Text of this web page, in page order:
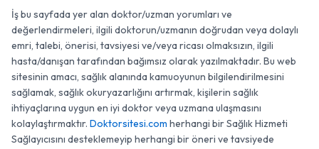
İş bu sayfada yer alan doktor/uzman yorumları ve
değerlendirmeleri, ilgili doktorun/uzmanın doğrudan veya dolaylı
emri, talebi, önerisi, tavsiyesi ve/veya ricası olmaksızın, ilgili
hasta/danışan tarafından bağımsız olarak yazılmaktadır. Bu web
sitesinin amacı, sağlık alanında kamuoyunun bilgilendirilmesini
sağlamak, sağlık okuryazarlığını artırmak, kişilerin sağlık
ihtiyaçlarına uygun en iyi doktor veya uzmana ulaşmasını
kolaylaştırmaktır. Doktorsitesi.com herhangi bir Sağlık Hizmeti
Sağlayıcısını desteklemeyip herhangi bir öneri ve tavsiyede